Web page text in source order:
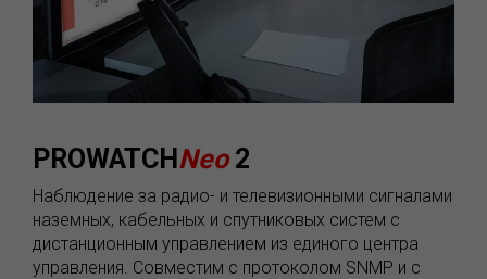
PROWATCH Neo2
Наблюдение за радио- и телевизионными сигналами
наземных, кабельных и спутниковых систем с
дистанционным управлением из единого центра
управления. Совместим с протоколом SNMP и с